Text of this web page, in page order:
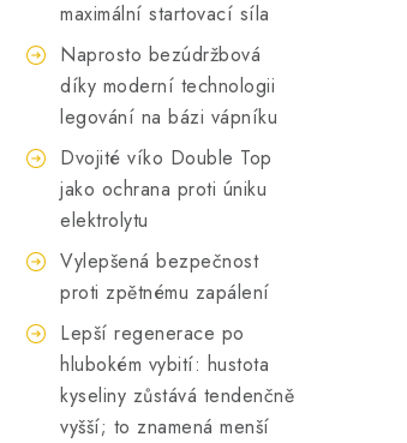
maximální startovací síla
Naprosto bezúdržbová
díky moderní technologii
legování na bázi vápníku
Dvojité víko Double Top
jako ochrana proti úniku
elektrolytu
Vylepšená bezpečnost
proti zpětnému zapálení
Lepší regenerace po
hlubokém vybití: hustota
kyseliny zůstává tendenčně
vyšší; to znamená menší